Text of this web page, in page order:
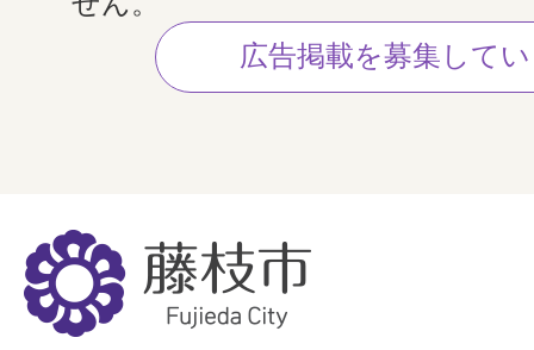
広告掲載を募集して
藤
枝
市